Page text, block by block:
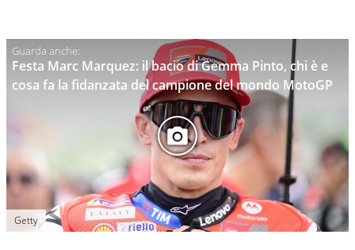
Festa Marc Marquez: il bacio di Gemma Pinto, chi è e
cosa fa la fidanzata del campione del mondo MotoGP
Getty